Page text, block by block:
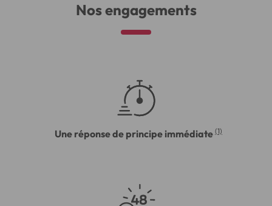
Nos engagements
Une réponse de principe immédiate (1)